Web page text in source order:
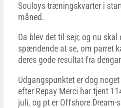
Souloys træningskvarter i
måned.
Da blev det til sejr, og nu skal
spændende at se, om parret
deres gode resultat fra
Udgangspunktet er dog
efter Repay Merci har tjent
juli, og pt er Offshore Dream-